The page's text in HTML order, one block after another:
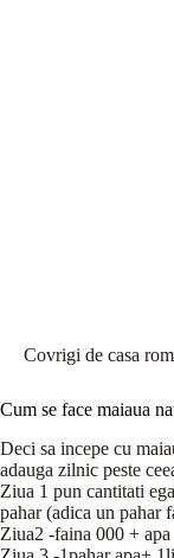
Covrigi de casa
Cum se face maiaua
Deci sa incepe cu
adauga zilnic peste
Ziua 1 pun cantitati
pahar (adica un pahar
Ziua2 -faina 000 + apa